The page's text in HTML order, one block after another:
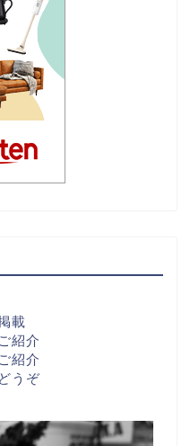
載
紹介
紹介
うぞ